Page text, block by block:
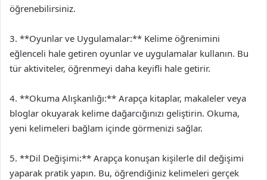
öğrenebilirsiniz.
3. **Oyunlar ve Uygulamalar:** Kelime öğrenimini
eğlenceli hale getiren oyunlar ve uygulamalar kullanın. Bu
tür aktiviteler, öğrenmeyi daha keyifli hale getirir.
4. **Okuma Alışkanlığı:** Arapça kitaplar, makaleler veya
bloglar okuyarak kelime dağarcığınızı geliştirin. Okuma,
yeni kelimeleri bağlam içinde görmenizi sağlar.
5. **Dil Değişimi:** Arapça konuşan kişilerle dil değişimi
yaparak pratik yapın. Bu, öğrendiğiniz kelimeleri gerçek